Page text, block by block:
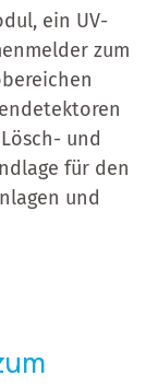
ein UV-
zum
und
für den
und